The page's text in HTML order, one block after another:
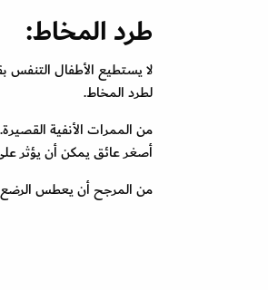
طرد المخاط:
لا يستطيع الأطفال
لطرد المخاط.
من الممرات الأنفية
أصغر عائق يمكن أن يؤثر
من المرجح أن يعطس الرضع